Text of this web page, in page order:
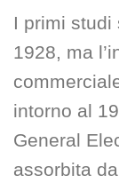
I primi studi
1928, ma
intorno al
General
assorbita da